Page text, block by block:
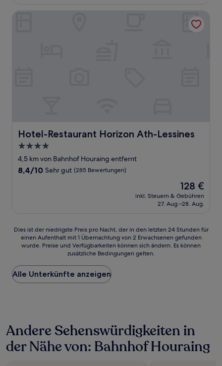
Hotel-Restaurant Horizon Ath-Lessines
Hotel-Restaurant Horizon Ath-Lessines
4.0-
Sterne-
Unterkunft
4,5 km von Bahnhof Houraing entfernt
8.4
8,4/10 Sehr gut (285 Bewertungen)
Der
Preis
beträgt
128 €
inkl. Steuern & Gebühren
27. Aug.–28. Aug.
Dies
der
Preis
pro
Nacht,
24 Stunden
für
einen
Dies ist der niedrigste Preis pro Nacht, der in den letzten 24 Stunden für
einen Aufenthalt mit 1 Übernachtung von 2 Erwachsenen gefunden
wurde. Preise und Verfügbarkeiten können sich ändern. Es können
zusätzliche Bedingungen gelten.
Alle Unterkünfte anzeigen
Andere Sehenswürdigkeiten in
der Nähe von: Bahnhof Houraing